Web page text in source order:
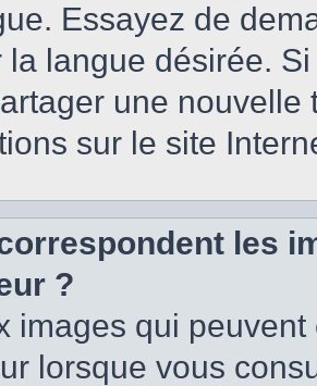
Essayez de
la langue désirée.
une
sur le site
les
?
images qui
lorsque vous